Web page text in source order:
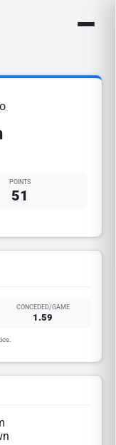
POINTS
51
CONCEDED/GAME
1.59